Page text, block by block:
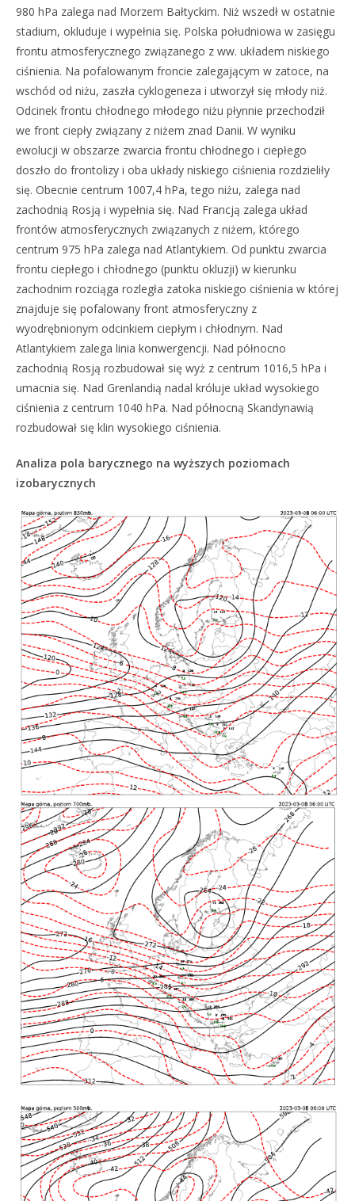
980 hPa zalega nad Morzem Bałtyckim. Niż wszedł w ostatnie
stadium, okluduje i wypełnia się. Polska południowa w zasięgu
frontu atmosferycznego związanego z ww. układem niskiego
ciśnienia. Na pofalowanym froncie zalegającym w zatoce, na
wschód od niżu, zaszła cyklogeneza i utworzył się młody niż.
Odcinek frontu chłodnego młodego niżu płynnie przechodził
we front ciepły związany z niżem znad Danii. W wyniku
ewolucji w obszarze zwarcia frontu chłodnego i ciepłego
doszło do frontolizy i oba układy niskiego ciśnienia rozdzieliły
się. Obecnie centrum 1007,4 hPa, tego niżu, zalega nad
zachodnią Rosją i wypełnia się. Nad Francją zalega układ
frontów atmosferycznych związanych z niżem, którego
centrum 975 hPa zalega nad Atlantykiem. Od punktu zwarcia
frontu ciepłego i chłodnego (punktu okluzji) w kierunku
zachodnim rozciąga rozległa zatoka niskiego ciśnienia w której
znajduje się pofalowany front atmosferyczny z
wyodrębnionym odcinkiem ciepłym i chłodnym. Nad
Atlantykiem zalega linia konwergencji. Nad północno
zachodnią Rosją rozbudował się wyż z centrum 1016,5 hPa i
umacnia się. Nad Grenlandią nadal króluje układ wysokiego
ciśnienia z centrum 1040 hPa. Nad północną Skandynawią
rozbudował się klin wysokiego ciśnienia.
Analiza pola barycznego na wyższych poziomach
izobarycznych